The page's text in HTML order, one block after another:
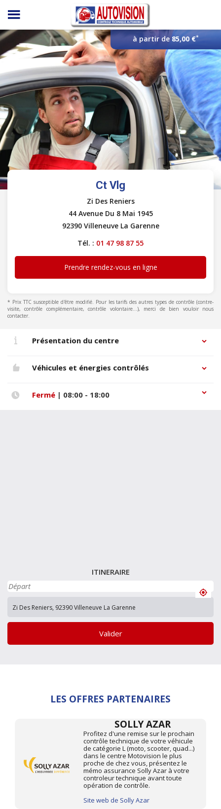
Panneau de gestion des cookies
à partir de85,00 €*
Ct Vlg
Zi Des Reniers
44 Avenue Du 8 Mai 1945
92390 Villeneuve La Garenne
Tél. : 01 47 98 87 55
Prendre rendez-vous en ligne
* Prix TTC susceptible d'être modifié. Pour les tarifs des autres types de contrôle (contre-
visite, contrôle complémentaire, contrôle volontaire...), merci de bien vouloir nous
contacter.
Présentation du centre
Véhicules et énergies contrôlés
Fermé| 08:00 - 18:00
ITINERAIRE
Valider
LES OFFRES PARTENAIRES
SOLLY AZAR
Profitez d'une remise sur le prochain
contrôle technique de votre véhicule
de catégorie L (moto, scooter, quad...)
dans le centre Motovision le plus
proche de chez vous, présentez le
mémo assurance Solly Azar à votre
controleur technique avant toute
opération de contrôle.
Site web de Solly Azar